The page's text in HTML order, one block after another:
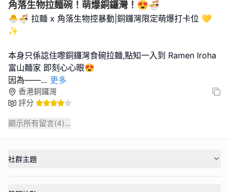
角落生物拉麵碗！萌爆銅鑼灣！😍🍜
🐣🍜 拉麵 x 角落生物控暴動|銅鑼灣限定萌爆打卡位 💛
✨
本身只係諗住嚟銅鑼灣食碗拉麵,點知一入到 Ramen Iroha
富山麵家 即刻心心眼😍
因為——... 更多
香港銅鑼灣
評分
顯示所有留言(4)...
社群主題